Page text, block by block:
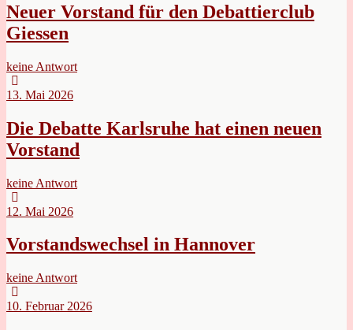
Neuer Vorstand für den Debattierclub
Giessen
keine Antwort
13. Mai 2026
Die Debatte Karlsruhe hat einen neuen
Vorstand
keine Antwort
12. Mai 2026
Vorstandswechsel in Hannover
keine Antwort
10. Februar 2026